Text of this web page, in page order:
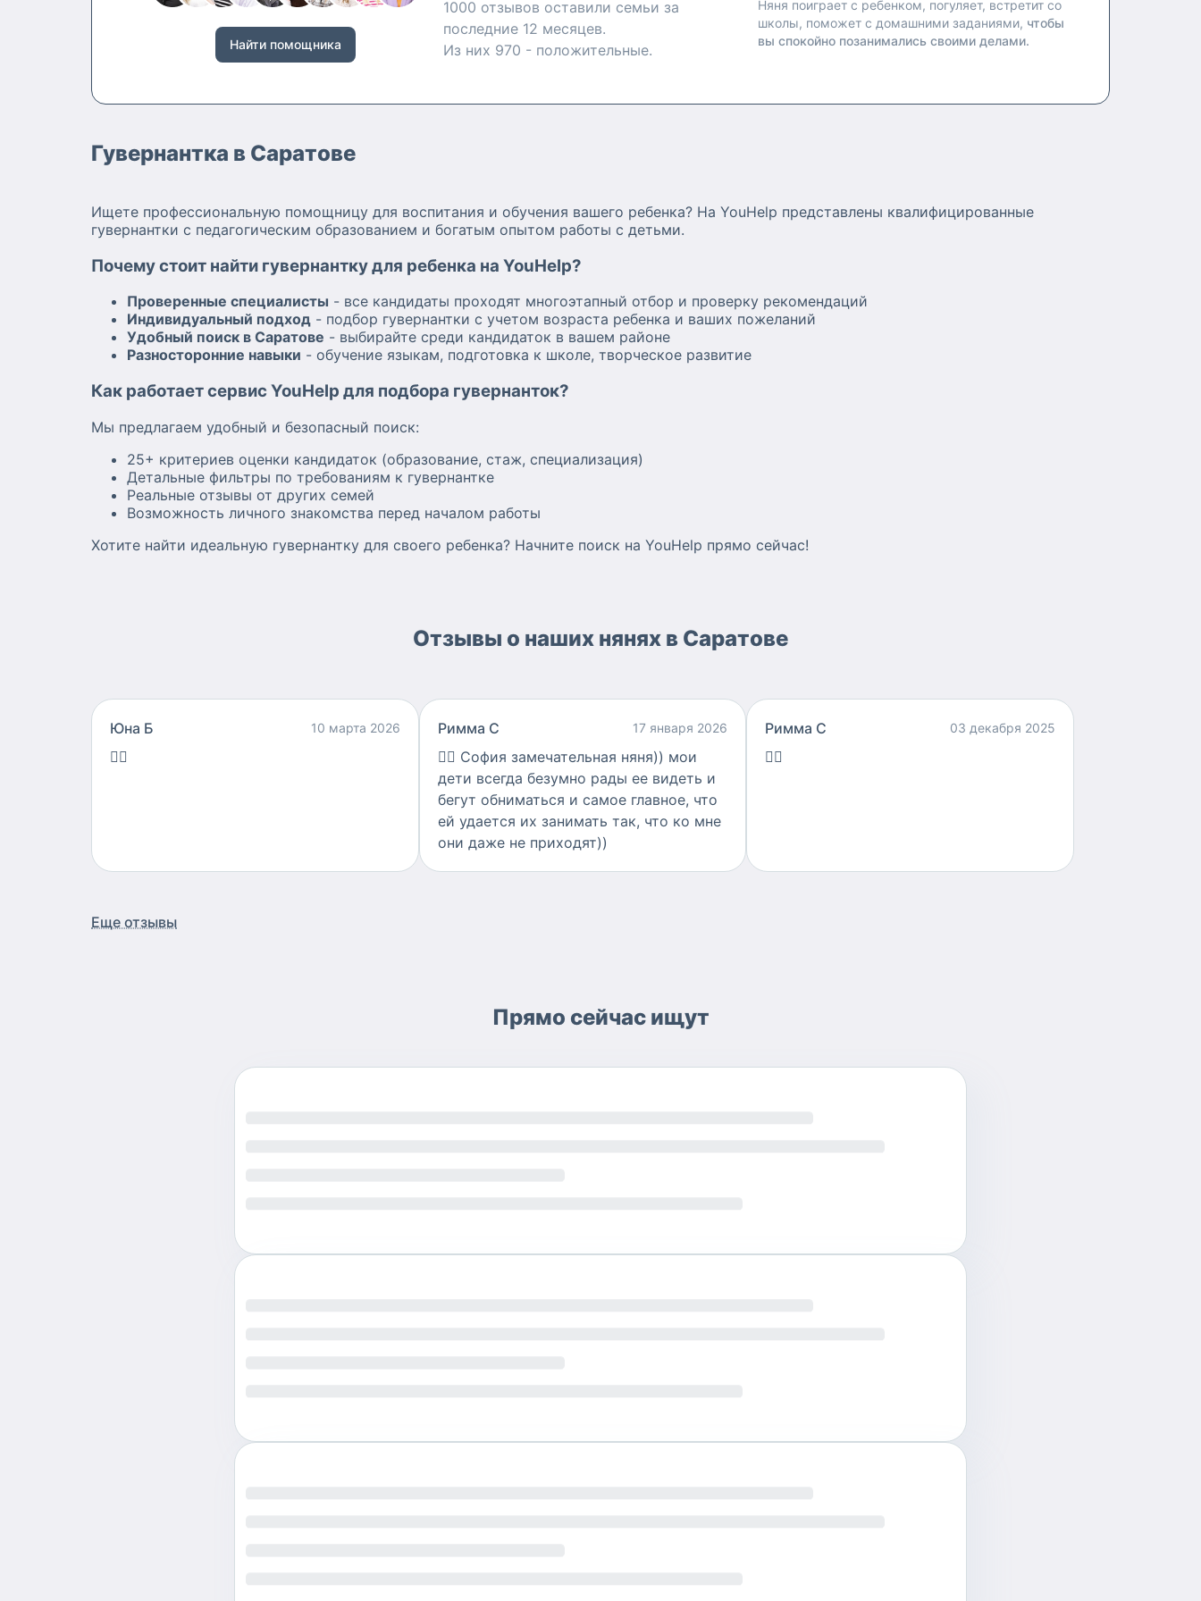
Найти помощника
1000 отзывов оставили семьи за
последние 12 месяцев.
Из них 970 - положительные.
Няня поиграет с ребенком, погуляет, встретит со
школы, поможет с домашними заданиями, чтобы
вы спокойно позанимались своими делами.
Гувернантка в Саратове
Ищете профессиональную помощницу для воспитания и обучения вашего ребенка? На YouHelp представлены квалифицированные
гувернантки с педагогическим образованием и богатым опытом работы с детьми.
Почему стоит найти гувернантку для ребенка на YouHelp?
Проверенные специалисты - все кандидаты проходят многоэтапный отбор и проверку рекомендаций
Индивидуальный подход - подбор гувернантки с учетом возраста ребенка и ваших пожеланий
Удобный поиск в Саратове - выбирайте среди кандидаток в вашем районе
Разносторонние навыки - обучение языкам, подготовка к школе, творческое развитие
Как работает сервис YouHelp для подбора гувернанток?
Мы предлагаем удобный и безопасный поиск:
25+ критериев оценки кандидаток (образование, стаж, специализация)
Детальные фильтры по требованиям к гувернантке
Реальные отзывы от других семей
Возможность личного знакомства перед началом работы
Хотите найти идеальную гувернантку для своего ребенка? Начните поиск на YouHelp прямо сейчас!
Отзывы о наших нянях в Саратове
Юна Б 10 марта 2026
👍🏻
Римма С 17 января 2026
👍🏻 София замечательная няня)) мои
дети всегда безумно рады ее видеть и
бегут обниматься и самое главное, что
ей удается их занимать так, что ко мне
они даже не приходят))
Римма С 03 декабря 2025
👍🏻
Еще отзывы
Прямо сейчас ищут